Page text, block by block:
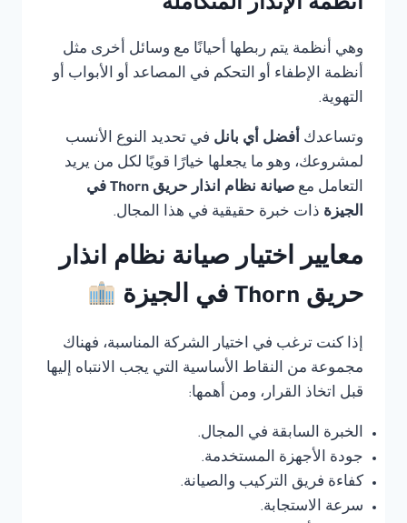
أنظمة الإنذار المتكاملة
وهي أنظمة يتم ربطها أحيانًا مع وسائل أخرى مثل
أنظمة الإطفاء أو التحكم في المصاعد أو الأبواب أو
التهوية.
وتساعدك أفضل أي بانل في تحديد النوع الأنسب
لمشروعك، وهو ما يجعلها خيارًا قويًا لكل من يريد
التعامل مع
صيانة نظام انذار حريق Thorn في
الجيزة ذات خبرة حقيقية في هذا المجال.
معايير اختيار صيانة نظام انذار
حريق Thorn في الجيزة
إذا كنت ترغب في اختيار الشركة المناسبة، فهناك
مجموعة من النقاط الأساسية التي يجب الانتباه إليها
قبل اتخاذ القرار، ومن أهمها:
الخبرة السابقة في المجال.
جودة الأجهزة المستخدمة.
كفاءة فريق التركيب والصيانة.
سرعة الاستجابة.